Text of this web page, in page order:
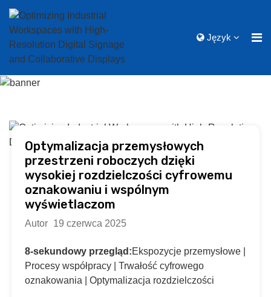
Język
Optymalizacja przemysłowych
przestrzeni roboczych dzięki
wysokiej rozdzielczości cyfrowemu
oznakowaniu i wspólnym
wyświetlaczom
Autor 19 czerwca 2025
8-sekundowy przegląd:Ekspozycje przemysłowe |
Procesy współpracy | Trwałość cyfrowego
oznakowania | Optymalizacja rozdzielczości